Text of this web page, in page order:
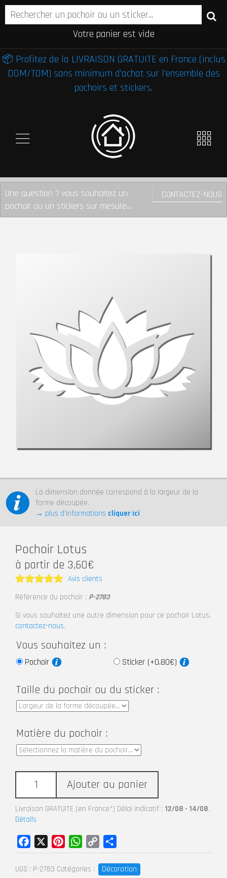
Votre panier est vide
📦 Profitez de la LIVRAISON GRATUITE en France (inclus
DOM/TOM) sans minimum d'achat sur l'ensemble des
pochoirs et stickers.
CONTACTEZ-NOUS
Une question ? vous souhaitez un
pochoir ou un stickers sur mesure...
La dimension donnée correspond à la largeur de la
forme découpée.
→ plus d’informations cliquer ici
Pochoir Lotus
à partir de 3,60€
Note5
Avis clients
Référence du pochoir : P-2783
Si vous souhaitez une autre dimension pour ce pochoir Lotus,
contactez-nous.
Vous souhaitez un :
Pochoir Sticker (+0,80€)
Taille du pochoir ou du sticker :
Matière du pochoir :
Ajouter au panier
Livraison GRATUITE (en France*) Délai indicatif : 12/08 - 14/08.
Détails
UGS : P-2783 Catégories :
Décoration
Facebook PinterestWhatsApp
Copy
Link